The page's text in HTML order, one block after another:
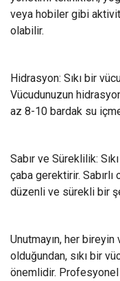
veya hobiler gibi
olabilir.
Hidrasyon: Sıkı bir
Vücudunuzun
az 8-10 bardak su
Sabır ve Süreklilik:
çaba gerektirir.
düzenli ve sürekli bir
Unutmayın, her
olduğundan, sıkı bir
önemlidir.